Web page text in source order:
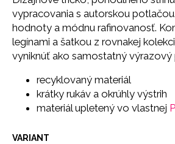
vypracovania s autorskou
hodnoty a módnu rafinovanosť.
legínami a šatkou z rovnakej
vyniknúť ako samostatný výrazový
recyklovaný materiál
krátky rukáv a okrúhly výstrih
materiál upletený vo vlastnej
VARIANT
a
m
e
PODPRSENKA
SEAMLESS
PINK